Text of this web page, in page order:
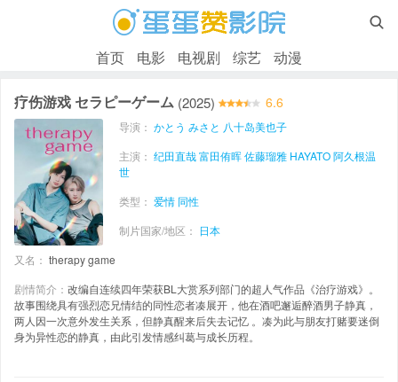

首页 电影 电视剧 综艺 动漫
疗伤游戏 セラピーゲーム (2025) 6.6
导演： かとう みさと 八十岛美也子
主演： 纪田直哉富田侑晖佐藤瑠雅 HAYATO阿久根温
世
类型： 爱情 同性
制片国家/地区： 日本
又名： therapy game
剧情简介： 改编自连续四年荣获BL大赏系列部门的超人气作品《治疗游戏》。
故事围绕具有强烈恋兄情结的同性恋者凑展开，他在酒吧邂逅醉酒男子静真，
两人因一次意外发生关系，但静真醒来后失去记忆 。凑为此与朋友打赌要迷倒
身为异性恋的静真，由此引发情感纠葛与成长历程。